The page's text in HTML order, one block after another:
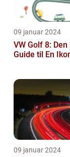
09 januar 2024
VW Golf 8:
Guide til En
09 januar 2024